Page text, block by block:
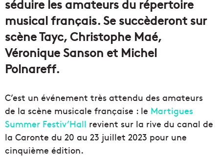
séduire les amateurs du répertoire
musical français. Se succèderont sur
scène Tayc, Christophe Maé,
Véronique Sanson et Michel
Polnareff.
C’est un événement très attendu des amateurs
de la scène musicale française : le Martigues
Summer Festiv’Hall revient sur la rive du canal de
la Caronte du 20 au 23 juillet 2023 pour une
cinquième édition.